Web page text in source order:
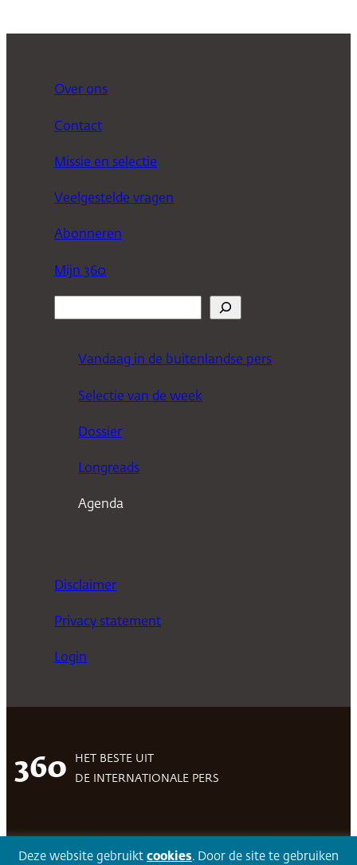
Over ons
Contact
Missie en selectie
Veelgestelde vragen
Abonneren
Mijn 360
Vandaag in de buitenlandse pers
Selectie van de week
Dossier
Longreads
Agenda
Disclaimer
Privacy statement
Login
360
HET BESTE UIT
DE INTERNATIONALE PERS
Volg 360Facebook LinkedIn Twitter
Deze website gebruikt cookies. Door de site te gebruiken